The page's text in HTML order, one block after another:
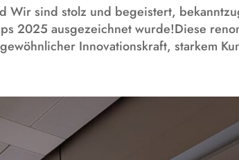
Wir sind stolz und begeistert,
2025 ausgezeichnet wurde!Diese
Innovationskraft, starkem